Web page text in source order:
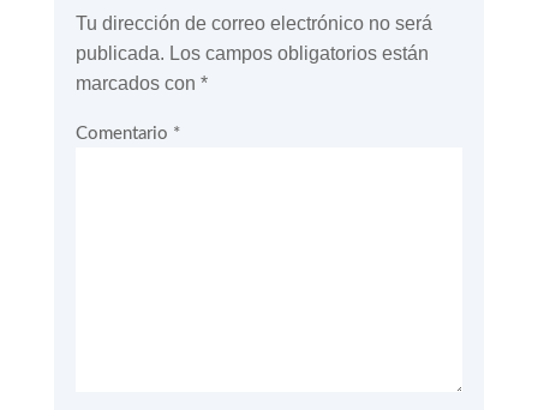
Tu dirección de correo electrónico no será
publicada. Los campos obligatorios están
marcados con *
Comentario *